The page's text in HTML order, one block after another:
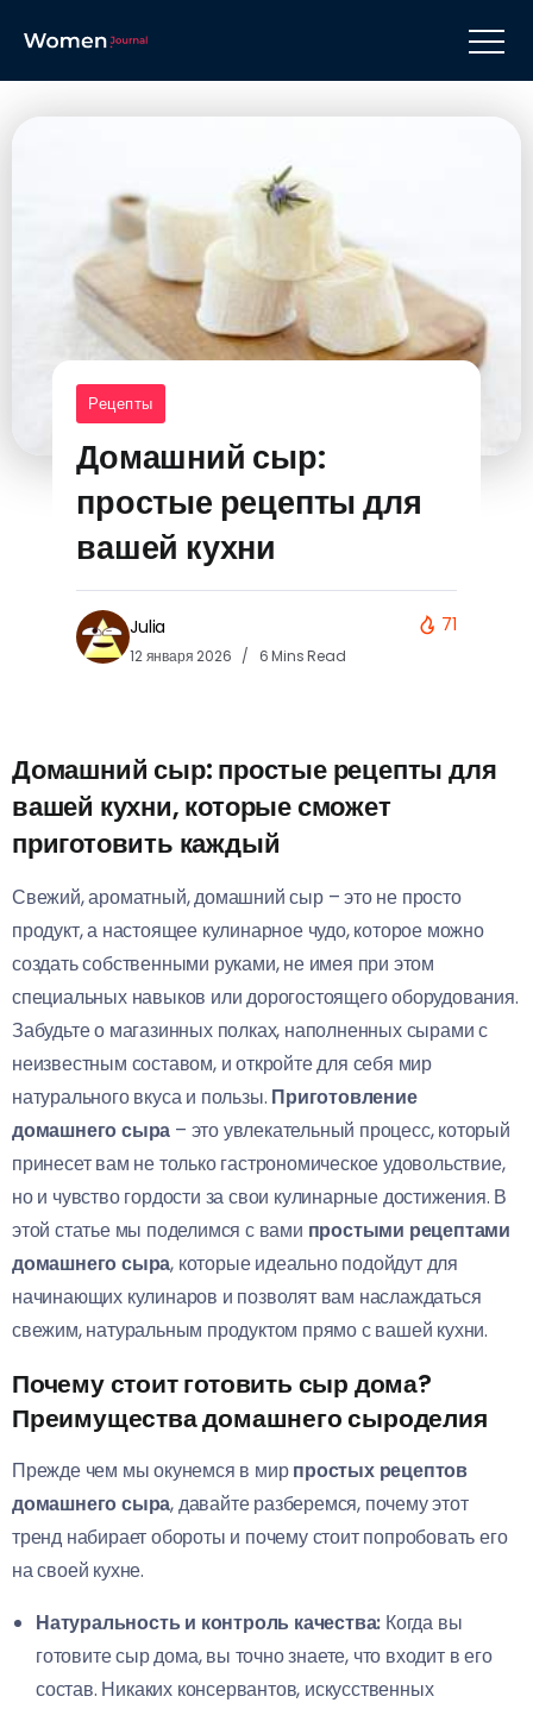
Рецепты
Домашний сыр:
простые рецепты для
вашей кухни
Julia
12 января 2026 6 Mins Read
71
Домашний сыр: простые рецепты для
вашей кухни, которые сможет
приготовить каждый
Свежий, ароматный, домашний сыр – это не просто
продукт, а настоящее кулинарное чудо, которое можно
создать собственными руками, не имея при этом
специальных навыков или дорогостоящего оборудования.
Забудьте о магазинных полках, наполненных сырами с
неизвестным составом, и откройте для себя мир
натурального вкуса и пользы. Приготовление
домашнего сыра – это увлекательный процесс, который
принесет вам не только гастрономическое удовольствие,
но и чувство гордости за свои кулинарные достижения. В
этой статье мы поделимся с вами простыми рецептами
домашнего сыра, которые идеально подойдут для
начинающих кулинаров и позволят вам наслаждаться
свежим, натуральным продуктом прямо с вашей кухни.
Почему стоит готовить сыр дома?
Преимущества домашнего сыроделия
Прежде чем мы окунемся в мирпростых рецептов
домашнего сыра, давайте разберемся, почему этот
тренд набирает обороты и почему стоит попробовать его
на своей кухне.
Натуральность и контроль качества: Когда вы
готовите сыр дома, вы точно знаете, что входит в его
состав. Никаких консервантов, искусственных